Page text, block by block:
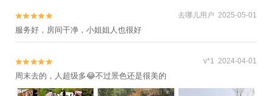

 去哪儿用户 2025-05-01
服务好，房间干净，小姐姐人也很好

 v*1 2024-04-01
周末去的，人超级多😂不过景色还是很美的